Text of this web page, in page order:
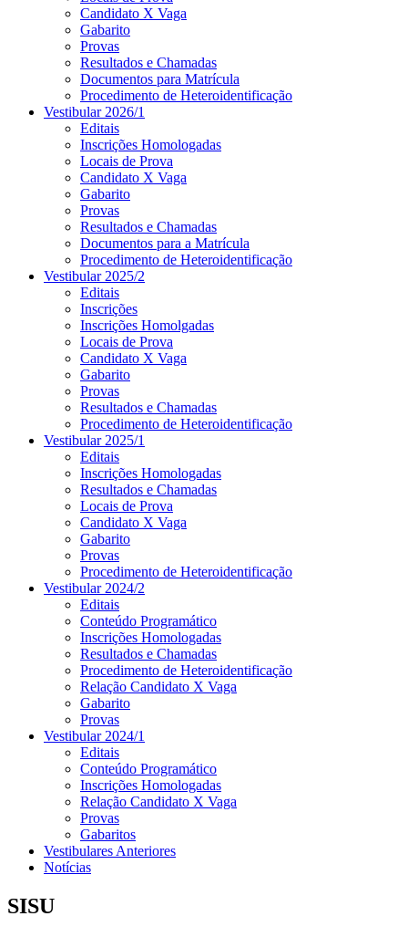
Candidato X Vaga
Gabarito
Provas
Resultados e Chamadas
Documentos para Matrícula
Procedimento de Heteroidentificação
Vestibular 2026/1
Editais
Inscrições Homologadas
Locais de Prova
Candidato X Vaga
Gabarito
Provas
Resultados e Chamadas
Documentos para a Matrícula
Procedimento de Heteroidentificação
Vestibular 2025/2
Editais
Inscrições
Inscrições Homolgadas
Locais de Prova
Candidato X Vaga
Gabarito
Provas
Resultados e Chamadas
Procedimento de Heteroidentificação
Vestibular 2025/1
Editais
Inscrições Homologadas
Resultados e Chamadas
Locais de Prova
Candidato X Vaga
Gabarito
Provas
Procedimento de Heteroidentificação
Vestibular 2024/2
Editais
Conteúdo Programático
Inscrições Homologadas
Resultados e Chamadas
Procedimento de Heteroidentificação
Relação Candidato X Vaga
Gabarito
Provas
Vestibular 2024/1
Editais
Conteúdo Programático
Inscrições Homologadas
Relação Candidato X Vaga
Provas
Gabaritos
Vestibulares Anteriores
Notícias
SISU